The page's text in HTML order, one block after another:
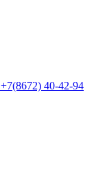
+7(8672) 40-42-94